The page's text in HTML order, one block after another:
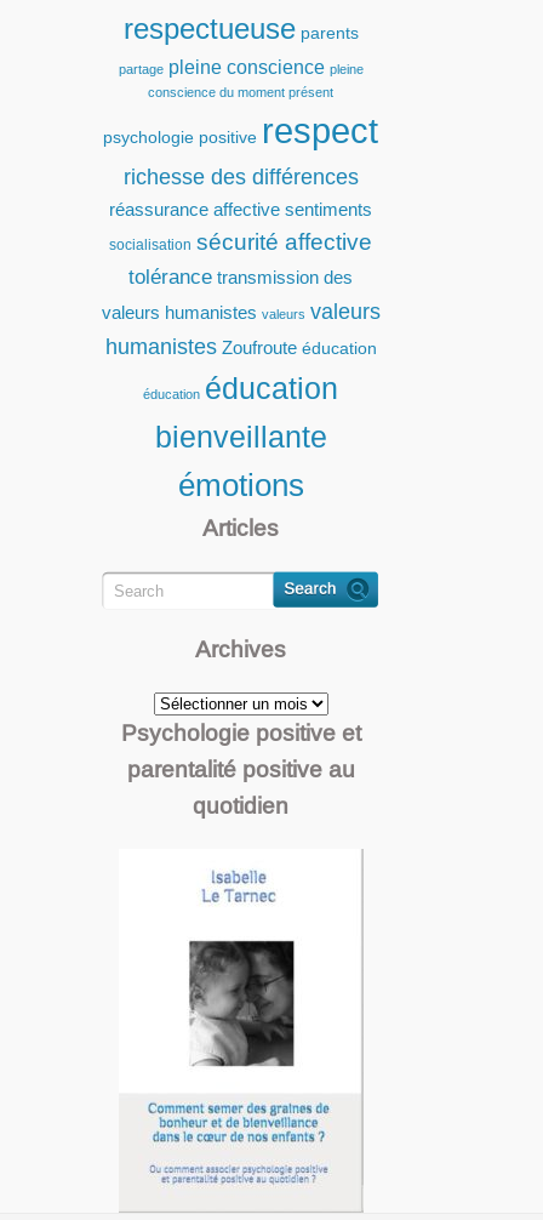
respectueuse parents
partage pleine conscience pleine
conscience du moment présent
psychologie positive respect
richesse des différences
réassurance affective sentiments
socialisation sécurité affective
tolérance transmission des
valeurs humanistes valeurs valeurs
humanistes Zoufroute éducation
éducation éducation
bienveillante
émotions
Articles
Archives
Archives
Psychologie positive et
parentalité positive au
quotidien